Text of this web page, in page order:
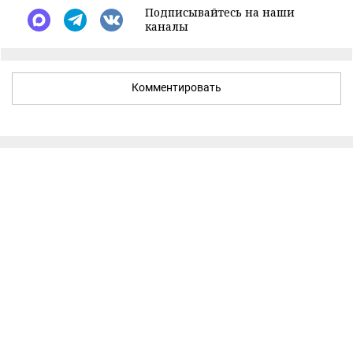
Подписывайтесь на наши
каналы
Комментировать